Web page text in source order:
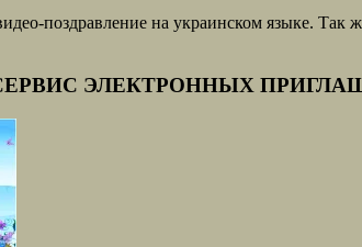
на украинском языке. Так же
ЭЛЕКТРОННЫХ